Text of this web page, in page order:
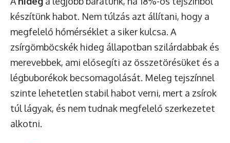
készítünk habot. Nem túlzás azt állítani, hogy a
megfelelő hőmérséklet a siker kulcsa. A
zsírgömböcskék hideg állapotban szilárdabbak és
merevebbek, ami elősegíti az összetörésüket és a
légbuborékok becsomagolását. Meleg tejszínnel
szinte lehetetlen stabil habot verni, mert a zsírok
túl lágyak, és nem tudnak megfelelő szerkezetet
alkotni.